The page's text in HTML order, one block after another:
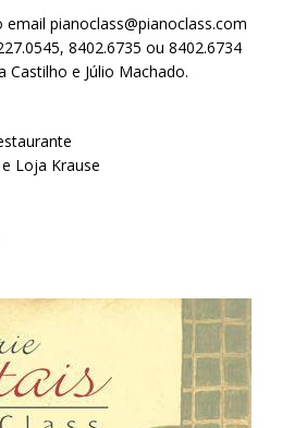
pianoclass@pianoclass.com
8402.6735 ou 8402.6734
Castilho e Júlio Machado.
Loja Krause